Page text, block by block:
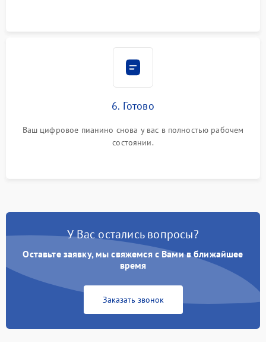
6. Готово
Ваш цифровое пианино снова у вас в полностью рабочем
состоянии.
У Вас остались вопросы?
Оставьте заявку, мы свяжемся с Вами в ближайшее
время
Заказать звонок